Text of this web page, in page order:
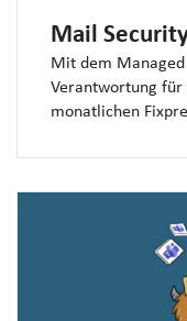
Mail
Mit dem Managed
Verantwortung
monatlichen